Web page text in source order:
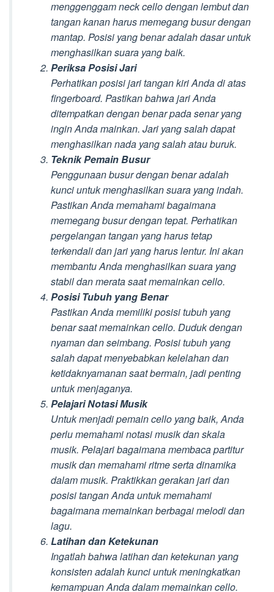
menggenggam neck cello dengan lembut dan
tangan kanan harus memegang busur dengan
mantap. Posisi yang benar adalah dasar untuk
menghasilkan suara yang baik.
Periksa Posisi Jari
Perhatikan posisi jari tangan kiri Anda di atas
fingerboard. Pastikan bahwa jari Anda
ditempatkan dengan benar pada senar yang
ingin Anda mainkan. Jari yang salah dapat
menghasilkan nada yang salah atau buruk.
Teknik Pemain Busur
Penggunaan busur dengan benar adalah
kunci untuk menghasilkan suara yang indah.
Pastikan Anda memahami bagaimana
memegang busur dengan tepat. Perhatikan
pergelangan tangan yang harus tetap
terkendali dan jari yang harus lentur. Ini akan
membantu Anda menghasilkan suara yang
stabil dan merata saat memainkan cello.
Posisi Tubuh yang Benar
Pastikan Anda memiliki posisi tubuh yang
benar saat memainkan cello. Duduk dengan
nyaman dan seimbang. Posisi tubuh yang
salah dapat menyebabkan kelelahan dan
ketidaknyamanan saat bermain, jadi penting
untuk menjaganya.
Pelajari Notasi Musik
Untuk menjadi pemain cello yang baik, Anda
perlu memahami notasi musik dan skala
musik. Pelajari bagaimana membaca partitur
musik dan memahami ritme serta dinamika
dalam musik. Praktikkan gerakan jari dan
posisi tangan Anda untuk memahami
bagaimana memainkan berbagai melodi dan
lagu.
Latihan dan Ketekunan
Ingatlah bahwa latihan dan ketekunan yang
konsisten adalah kunci untuk meningkatkan
kemampuan Anda dalam memainkan cello.